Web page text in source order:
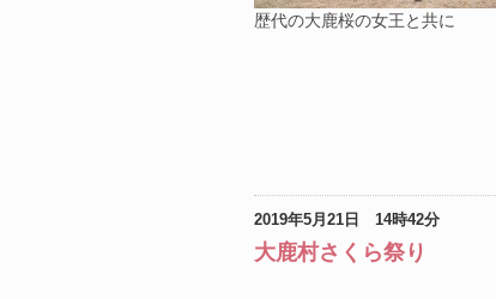
歴代の大鹿桜の女王と共に
2019年5月21日 14時42分
大鹿村さくら祭り